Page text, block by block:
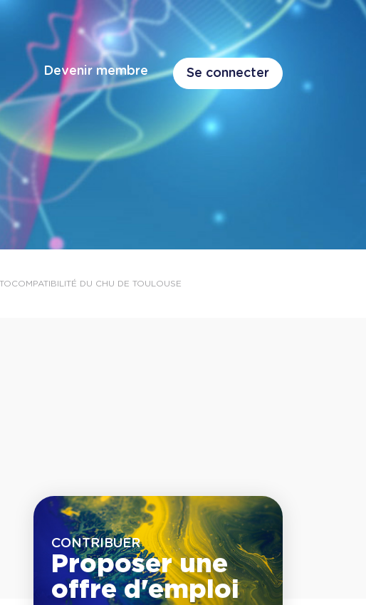
Devenir membre Se connecter
DU CHU DE TOULOUSE
CONTRIBUER
Proposer une
offre d'emploi